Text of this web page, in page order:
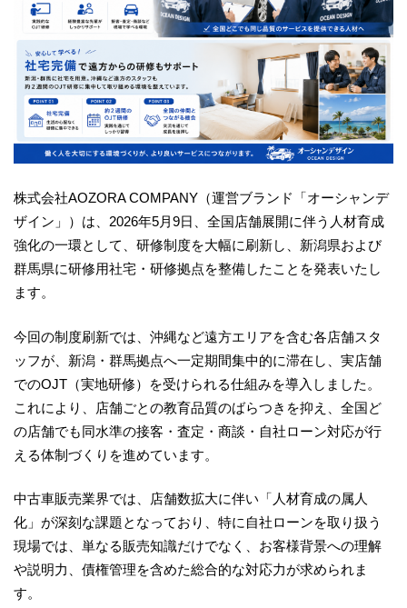
株式会社AOZORA COMPANY（運営ブランド「オーシャンデ
ザイン」）は、2026年5月9日、全国店舗展開に伴う人材育成
強化の一環として、研修制度を大幅に刷新し、新潟県および
群馬県に研修用社宅・研修拠点を整備したことを発表いたし
ます。
今回の制度刷新では、沖縄など遠方エリアを含む各店舗スタ
ッフが、新潟・群馬拠点へ一定期間集中的に滞在し、実店舗
でのOJT（実地研修）を受けられる仕組みを導入しました。
これにより、店舗ごとの教育品質のばらつきを抑え、全国ど
の店舗でも同水準の接客・査定・商談・自社ローン対応が行
える体制づくりを進めています。
中古車販売業界では、店舗数拡大に伴い「人材育成の属人
化」が深刻な課題となっており、特に自社ローンを取り扱う
現場では、単なる販売知識だけでなく、お客様背景への理解
や説明力、債権管理を含めた総合的な対応力が求められま
す。